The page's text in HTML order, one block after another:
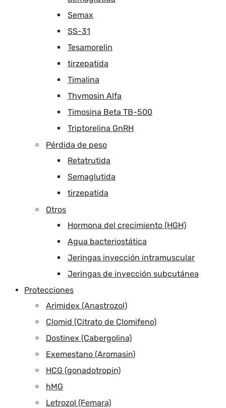
Semax
SS-31
Tesamorelin
tirzepatida
Timalina
Thymosin Alfa
Timosina Beta TB-500
Triptorelina GnRH
Pérdida de peso
Retatrutida
Semaglutida
tirzepatida
Otros
Hormona del crecimiento (HGH)
Agua bacteriostática
Jeringas inyección intramuscular
Jeringas de inyección subcutánea
Protecciones
Arimidex (Anastrozol)
Clomid (Citrato de Clomifeno)
Dostinex (Cabergolina)
Exemestano (Aromasin)
HCG (gonadotropin)
hMG
Letrozol (Femara)